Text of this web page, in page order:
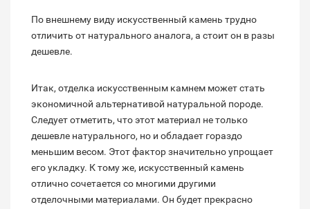
По внешнему виду искусственный камень трудно
отличить от натурального аналога, а стоит он в разы
дешевле.
Итак, отделка искусственным камнем может стать
экономичной альтернативой натуральной породе.
Следует отметить, что этот материал не только
дешевле натурального, но и обладает гораздо
меньшим весом. Этот фактор значительно упрощает
его укладку. К тому же, искусственный камень
отлично сочетается со многими другими
отделочными материалами. Он будет прекрасно